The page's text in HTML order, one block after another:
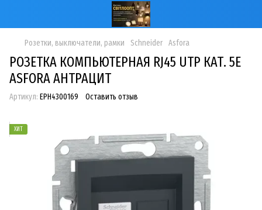
Розетки, выключатели, рамки Schneider Asfora
РОЗЕТКА КОМПЬЮТЕРНАЯ RJ45 UTP КАТ. 5Е
ASFORA АНТРАЦИТ
Артикул: EPH4300169 Оставить отзыв
ХИТ